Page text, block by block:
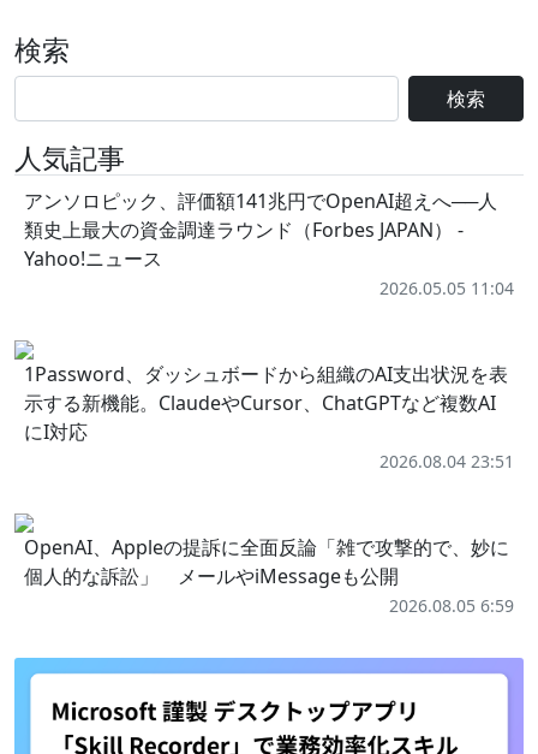
検索
検索
人気記事
アンソロピック、評価額141兆円でOpenAI超えへ──人
類史上最大の資金調達ラウンド（Forbes JAPAN） -
Yahoo!ニュース
2026.05.05 11:04
1Password、ダッシュボードから組織のAI支出状況を表
示する新機能。ClaudeやCursor、ChatGPTなど複数AI
にI対応
2026.08.04 23:51
OpenAI、Appleの提訴に全面反論「雑で攻撃的で、妙に
個人的な訴訟」 メールやiMessageも公開
2026.08.05 6:59